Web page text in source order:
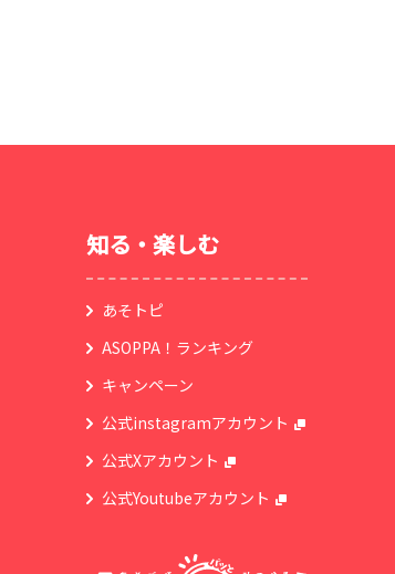
知る・楽しむ
あそトピ
ASOPPA！ランキング
キャンペーン
公式instagramアカウント
公式Xアカウント
公式Youtubeアカウント